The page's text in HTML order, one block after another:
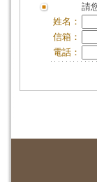
請
姓名：
信箱：
電話：